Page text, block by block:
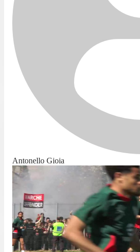
Antonello Gioia